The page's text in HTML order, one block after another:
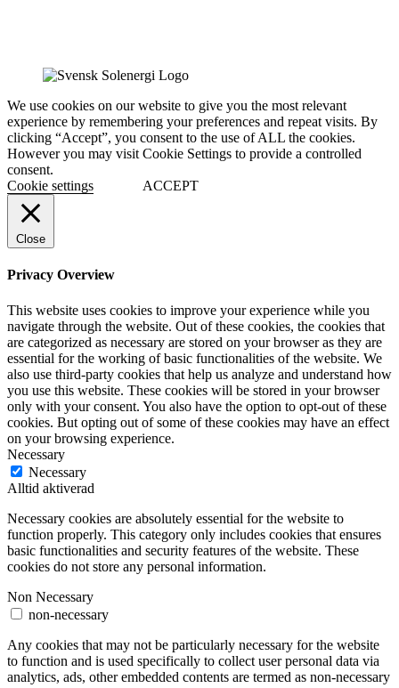
We use cookies on our website to give you the most relevant
experience by remembering your preferences and repeat visits. By
clicking “Accept”, you consent to the use of ALL the cookies.
However you may visit Cookie Settings to provide a controlled
consent.
Cookie settings
ACCEPT
Close
Privacy Overview
This website uses cookies to improve your experience while you
navigate through the website. Out of these cookies, the cookies that
are categorized as necessary are stored on your browser as they are
essential for the working of basic functionalities of the website. We
also use third-party cookies that help us analyze and understand how
you use this website. These cookies will be stored in your browser
only with your consent. You also have the option to opt-out of these
cookies. But opting out of some of these cookies may have an effect
on your browsing experience.
Necessary
Necessary
Alltid aktiverad
Necessary cookies are absolutely essential for the website to
function properly. This category only includes cookies that ensures
basic functionalities and security features of the website. These
cookies do not store any personal information.
Non Necessary
non-necessary
Any cookies that may not be particularly necessary for the website
to function and is used specifically to collect user personal data via
analytics, ads, other embedded contents are termed as non-necessary